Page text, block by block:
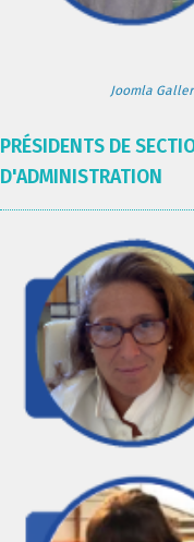
Joomla
PRÉSIDENTS DE
D'ADMINISTRATION